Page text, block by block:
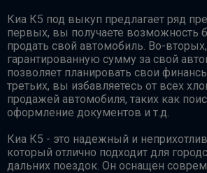
Киа К5 под выкуп предлагает ряд
первых, вы получаете возможность
продать свой автомобиль. Во-
гарантированную сумму за свой
позволяет планировать свои
третьих, вы избавляетесь от всех
продажей автомобиля, таких как
оформление документов и т.д.
Киа К5 - это надежный и
который отлично подходит для
дальних поездок. Он оснащен